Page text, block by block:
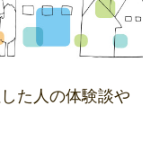
た人の体験談や